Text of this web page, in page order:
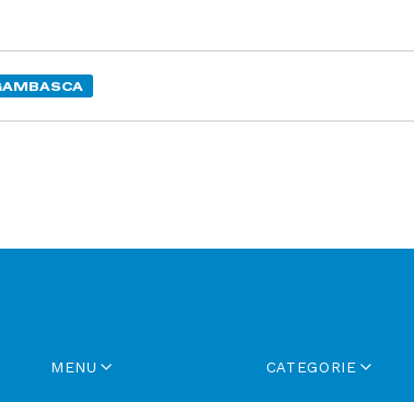
MENU CATEGORIE